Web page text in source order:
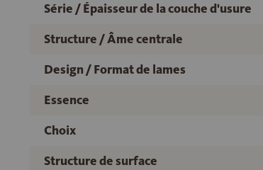
Série / Épaisseur de la couche d'usure
Structure / Âme centrale
Design / Format de lames
Essence
Choix
Structure de surface